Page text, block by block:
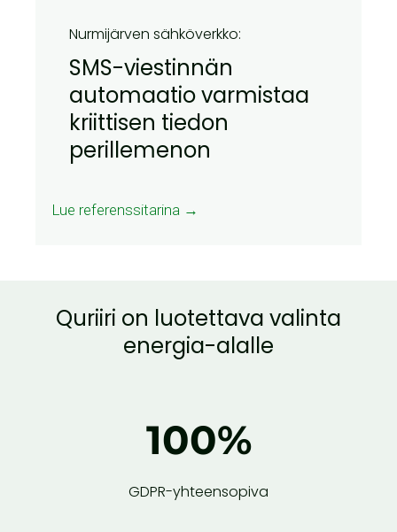
Nurmijärven sähköverkko:
SMS-viestinnän
automaatio varmistaa
kriittisen tiedon
perillemenon
Lue referenssitarina →
Quriiri on luotettava valinta
energia-alalle
100%
GDPR-yhteensopiva